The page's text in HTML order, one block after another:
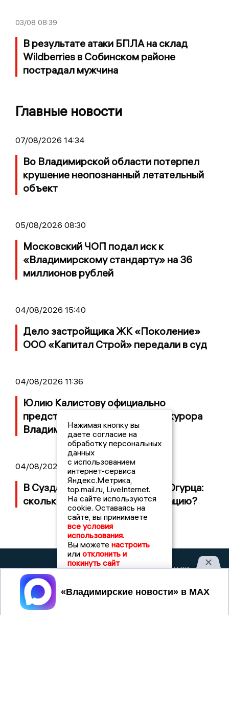
03/08 08:39
В результате атаки БПЛА на склад
Wildberries в Собинском районе
пострадал мужчина
Главные новости
07/08/2026 14:34
Во Владимирской области потерпел
крушение неопознанный летательный
объект
05/08/2026 08:30
Московский ЧОП подал иск к
«Владимирскому стандарту» на 36
миллионов рублей
04/08/2026 15:40
Дело застройщика ЖК «Поколение»
ООО «Капитал Строй» передали в суд
04/08/2026 11:36
Юлию Калистову официально
представили в должности прокурора
Владимирской области
04/08/2026 09:01
В Суздале прошёл Фестиваль Огурца:
сколько потратили на организацию?
НОВОСТИ
2017 © NEWSVLADIMIR.RU | СИ
Учредитель (соучредители): Общество с ограниченной
ответственностью «РЕГИОНАЛЬНЫЕ НОВОСТИ» (ОГРН
Нажимая кнопку вы
даете согласие на
обработку персональных
данных
с использованием
интернет-сервиса
Яндекс.Метрика,
top.mail.ru, LiveInternet.
На сайте используются
cookie. Оставаясь на
сайте, вы принимаете
все условия
использования.
Вы можете настроить
или отклонить и
покинуть сайт
Принять